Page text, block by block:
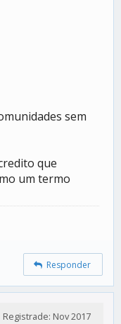
sem
que
um termo
Responder
Registrade: Nov 2017